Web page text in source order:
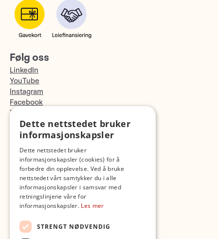
Følg oss
LinkedIn
YouTube
Instagram
Facebook
TikTok
Fotopodden
Dette nettstedet bruker
informasjonskapsler
Dette nettstedet bruker
informasjonskapsler (cookies) for å
forbedre din opplevelse. Ved å bruke
nettstedet vårt samtykker du i alle
informasjonskapsler i samsvar med
retningslinjene våre for
informasjonskapsler. Les mer
STRENGT NØDVENDIG